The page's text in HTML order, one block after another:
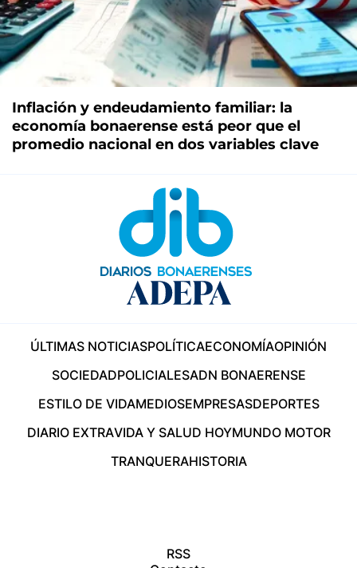
Inflación y endeudamiento familiar: la
economía bonaerense está peor que el
promedio nacional en dos variables clave
ÚLTIMAS NOTICIASPOLÍTICAECONOMÍAOPINIÓN
SOCIEDADPOLICIALESADN BONAERENSE
ESTILO DE VIDAMEDIOSEMPRESASDEPORTES
DIARIO EXTRAVIDA Y SALUD HOYMUNDO MOTOR
TRANQUERAHISTORIA
RSS